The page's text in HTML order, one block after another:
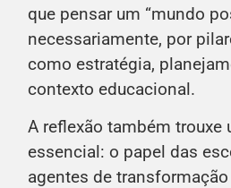
que pensar um “mundo
necessariamente, por
como estratégia,
contexto educacional.
A reflexão também trouxe
essencial: o papel das
agentes de